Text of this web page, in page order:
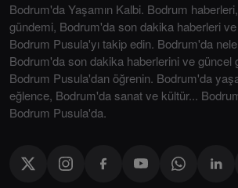
Bodrum'da Yaşamın Kalbi. Bodrum
gündemi, Bodrum'da son dakika haberleri ve
Bodrum Pusula'yı takip edin. Bodrum'da
Bodrum'da son dakika haberlerini ve güncel
Bodrum Pusula'dan öğrenin. Bodrum'da
eğlence, Bodrum'da sanat ve kültür...
Bodrum Pusula'da.